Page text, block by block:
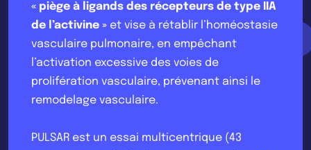
« piège à ligands des récepteurs de type IIA
de l’activine » et vise à rétablir l’homéostasie
vasculaire pulmonaire, en empêchant
l’activation excessive des voies de
prolifération vasculaire, prévenant ainsi le
remodelage vasculaire.
PULSAR est un essai multicentrique (43